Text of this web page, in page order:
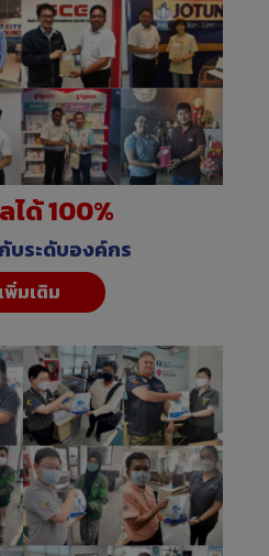
ด้ 100%
บระดับองค์กร
พิ่มเติม